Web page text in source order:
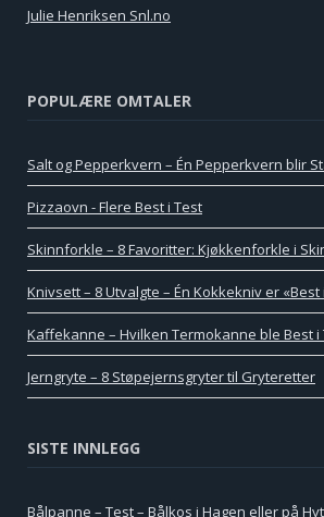
Julie Henriksen Snl.no
POPULÆRE OMTALER
Salt og Pepperkvern – Én Pepperkvern blir
Pizzaovn - Flere Best i Test
Skinnforkle – 8 Favoritter: Kjøkkenforkle i
Knivsett – 8 Utvalgte – Én Kokkekniv er «Best
Kaffekanne – Hvilken Termokanne ble Best i
Jerngryte – 8 Støpejernsgryter til Gryteretter
SISTE INNLEGG
Bålpanne – Test – Bålkos i Hagen eller på